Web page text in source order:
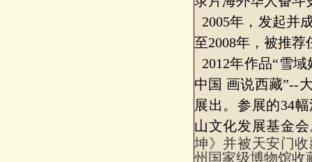
2005年，发起并
至2008年，被推
2012年作品“雪
中国 画说西藏”--
展出。参展的34
山文化发展基金
坤》并被天安门
州国家级博物馆收